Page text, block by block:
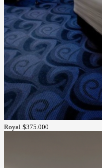
Royal $375.000